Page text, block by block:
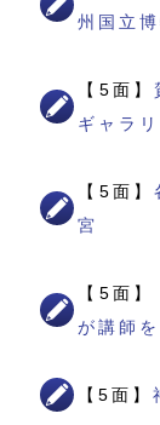
州国立
【5面】
ギャラリ
【5面】
宮
【5面】
が講師
【5面】